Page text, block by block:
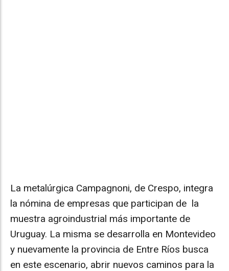
La metalúrgica Campagnoni, de Crespo, integra
la nómina de empresas que participan de la
muestra agroindustrial más importante de
Uruguay. La misma se desarrolla en Montevideo
y nuevamente la provincia de Entre Ríos busca
en este escenario, abrir nuevos caminos para la